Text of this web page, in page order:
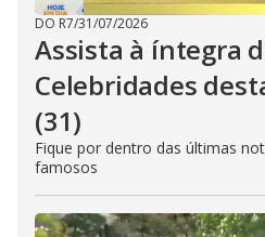
DO R7/31/07/2026
Assista à íntegra
Celebridades
(31)
Fique por dentro das últimas
famosos